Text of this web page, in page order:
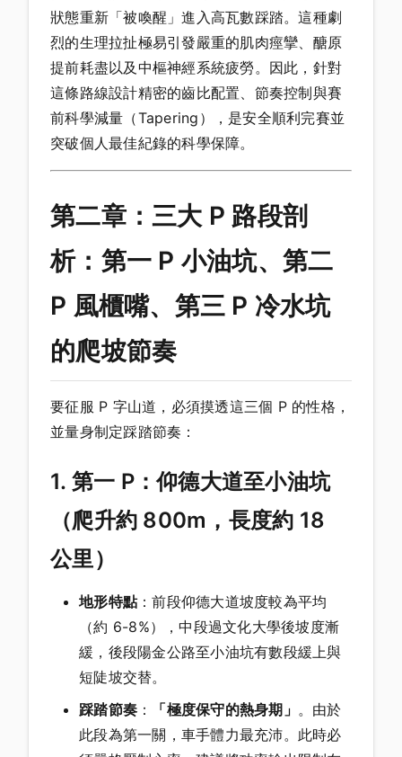
狀態重新「被喚醒」進入高瓦數踩踏。這種劇
烈的生理拉扯極易引發嚴重的肌肉痙攣、醣原
提前耗盡以及中樞神經系統疲勞。因此，針對
這條路線設計精密的齒比配置、節奏控制與賽
前科學減量（Tapering），是安全順利完賽並
突破個人最佳紀錄的科學保障。
第二章：三大 P 路段剖
析：第一 P 小油坑、第二
P 風櫃嘴、第三 P 冷水坑
的爬坡節奏
要征服 P 字山道，必須摸透這三個 P 的性格，
並量身制定踩踏節奏：
1. 第一 P：仰德大道至小油坑
（爬升約 800m，長度約 18
公里）
地形特點：前段仰德大道坡度較為平均
（約 6-8%），中段過文化大學後坡度漸
緩，後段陽金公路至小油坑有數段緩上與
短陡坡交替。
踩踏節奏 ： 「極度保守的熱身期」 。由於
此段為第一關，車手體力最充沛。此時必